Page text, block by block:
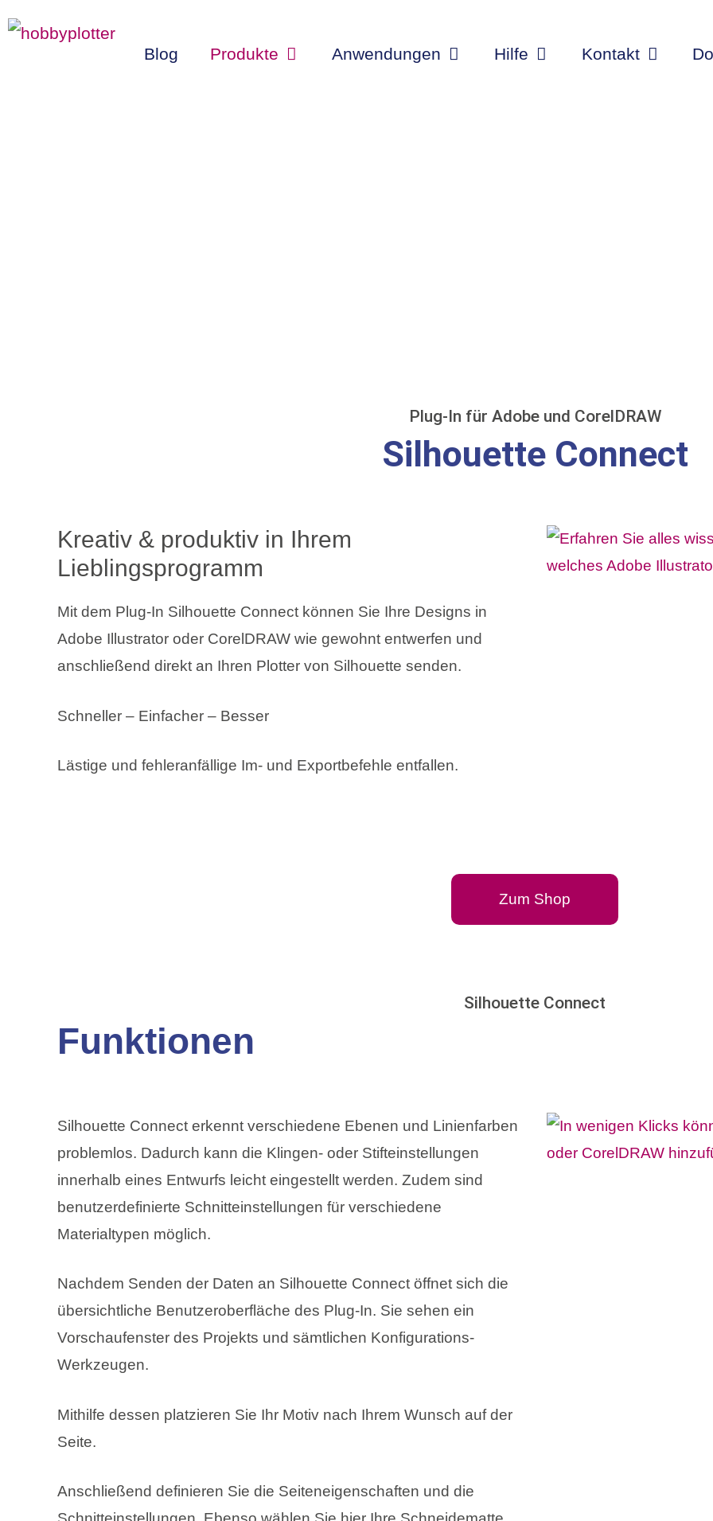
Inhalt
Blog Produkte Anwendungen Hilfe Kontakt
Plug-In für Adobe und CorelDRAW
Silhouette Connect
Kreativ & produktiv in Ihrem
Lieblingsprogramm
Mit dem Plug-In Silhouette Connect können Sie Ihre Designs in
Adobe Illustrator oder CorelDRAW wie gewohnt entwerfen und
anschließend direkt an Ihren Plotter von Silhouette senden.
Schneller – Einfacher – Besser
Lästige und fehleranfällige Im- und Exportbefehle entfallen.
Zum Shop
Silhouette Connect
Funktionen
Silhouette Connect erkennt verschiedene Ebenen und Linienfarben
problemlos. Dadurch kann die Klingen- oder Stifteinstellungen
innerhalb eines Entwurfs leicht eingestellt werden. Zudem sind
benutzerdefinierte Schnitteinstellungen für verschiedene
Materialtypen möglich.
Nachdem Senden der Daten an Silhouette Connect öffnet sich die
übersichtliche Benutzeroberfläche des Plug-In. Sie sehen ein
Vorschaufenster des Projekts und sämtlichen Konfigurations-
Werkzeugen.
Mithilfe dessen platzieren Sie Ihr Motiv nach Ihrem Wunsch auf der
Seite.
Anschließend definieren Sie die Seiteneigenschaften und die